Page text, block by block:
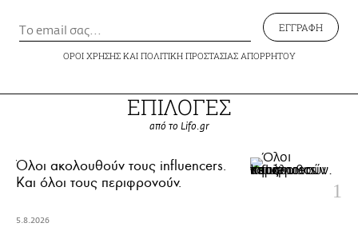
ΕΓΓΡΑΦΗ
ΟΡΟΙ ΧΡΗΣΗΣΚΑΙ ΠΟΛΙΤΙΚΗ ΠΡΟΣΤΑΣΙΑΣ ΑΠΟΡΡΗΤΟΥ
ΕΠΙΛΟΓΕΣ
από το Lifo.gr
Όλοι ακολουθούν τους influencers.
Και όλοι τους περιφρονούν.
5.8.2026